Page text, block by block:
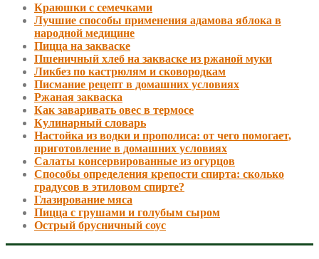
Краюшки с семечками
Лучшие способы применения адамова яблока в
народной медицине
Пицца на закваске
Пшеничный хлеб на закваске из ржаной муки
Ликбез по кастрюлям и сковородкам
Писмание рецепт в домашних условиях
Ржаная закваска
Как заваривать овес в термосе
Кулинарный словарь
Настойка из водки и прополиса: от чего помогает,
приготовление в домашних условиях
Салаты консервированные из огурцов
Способы определения крепости спирта: сколько
градусов в этиловом спирте?
Глазирование мяса
Пицца с грушами и голубым сыром
Острый брусничный соус